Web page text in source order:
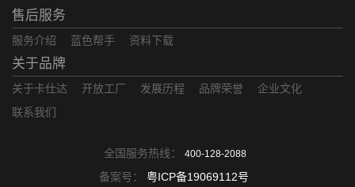
售后服务
服务介绍 蓝色帮手 资料下载
关于品牌
关于卡仕达 开放工厂 发展历程 品牌荣誉
企业文化
联系我们
全国服务热线： 400-128-2088
备案号： 粤ICP备19069112号